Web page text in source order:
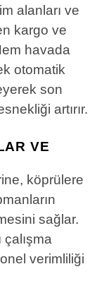
alanları ve
kargo ve
havada
otomatik
son
artırır.
VE
köprülere
sağlar.
çalışma
verimliliği